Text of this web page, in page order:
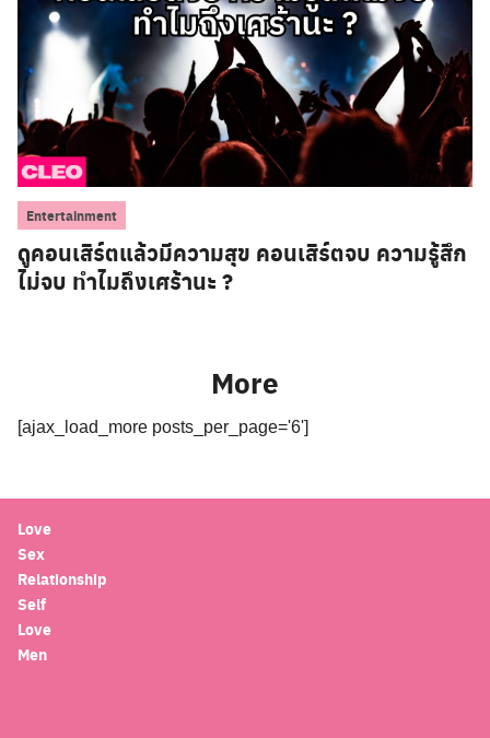
Entertainment
ดูคอนเสิร์ตแล้วมีความสุข คอนเสิร์ตจบ ความรู้สึก
ไม่จบ ทำไมถึงเศร้านะ ?
More
[ajax_load_more posts_per_page='6']
Love
Sex
Relationship
Self
Love
Men